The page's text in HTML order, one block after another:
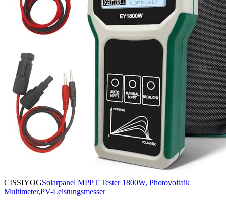
CISSIYOGSolarpanel MPPT Tester 1800W, Photovoltaik
Multimeter,PV-Leistungsmesser